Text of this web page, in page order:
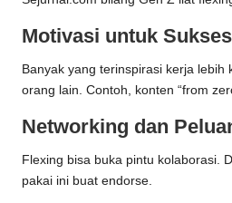
Motivasi untuk Sukses
Banyak yang terinspirasi kerja lebih
orang lain. Contoh, konten “from
Networking dan
Flexing bisa buka pintu kolaborasi.
pakai ini buat endorse.